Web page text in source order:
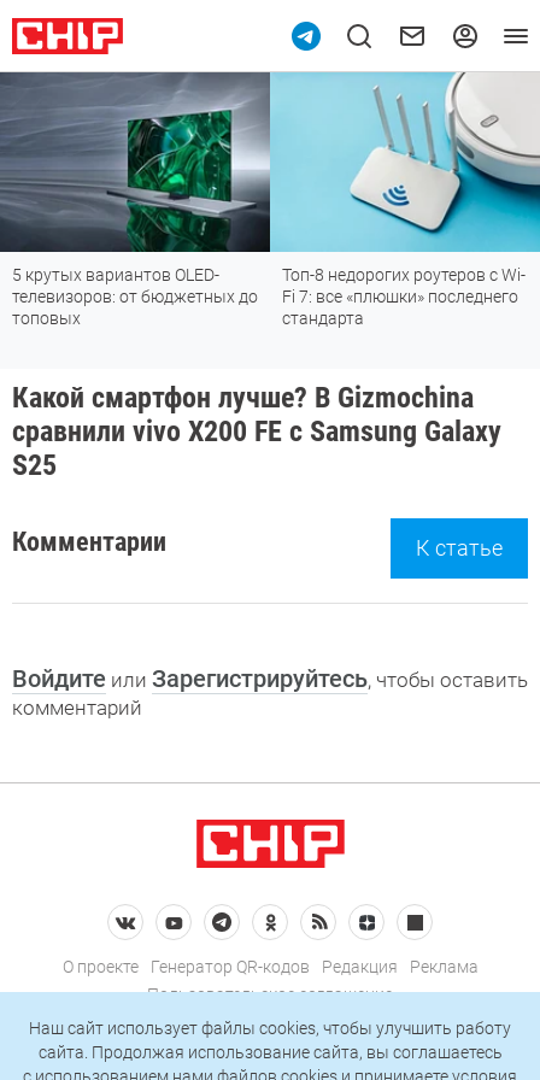
5 крутых вариантов OLED-
телевизоров: от бюджетных до
топовых
Топ-8 недорогих роутеров с Wi-
Fi 7: все «плюшки» последнего
стандарта
Какой смартфон лучше? В Gizmochina
сравнили vivo X200 FE с Samsung Galaxy
S25
Комментарии К статье
Войдите или Зарегистрируйтесь, чтобы оставить
комментарий
О проекте Генератор QR-кодов Редакция
Реклама
Пользовательское соглашение
Политика конфиденциальности
Подписаться на рассылку
Наш сайт использует файлы cookies, чтобы улучшить работу
сайта. Продолжая использование сайта, вы соглашаетесь